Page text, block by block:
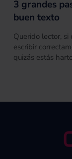
3 grandes
buen texto
Querido lector, si
escribir
quizás estás